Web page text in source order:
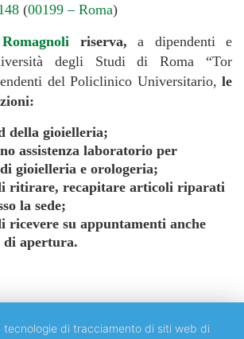
(00199 – Roma)
riserva, a dipendenti e
degli Studi di Roma “Tor
del Policlinico Universitario, le
della gioielleria;
assistenza laboratorio per
gioielleria e orologeria;
ritirare, recapitare articoli riparati
la sede;
ricevere su appuntamenti anche
apertura.
tecnologie di tracciamento di siti web di